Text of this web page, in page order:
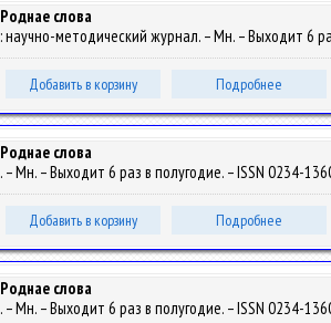
Роднае слова
: научно-методический журнал. – Мн. – Выходит 6
Добавить в корзину Подробнее
Роднае слова
. – Мн. – Выходит 6 раз в полугодие. – ISSN 0234-
Добавить в корзину Подробнее
Роднае слова
. – Мн. – Выходит 6 раз в полугодие. – ISSN 0234-